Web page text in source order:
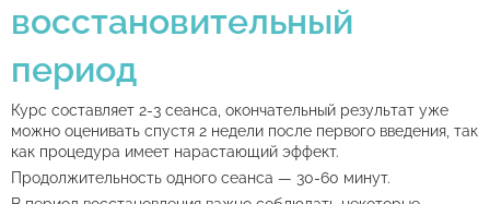
восстановительный
период
Курс составляет 2-3 сеанса, окончательный результат уже
можно оценивать спустя 2 недели после первого введения, так
как процедура имеет нарастающий эффект.
Продолжительность одного сеанса — 30-60 минут.